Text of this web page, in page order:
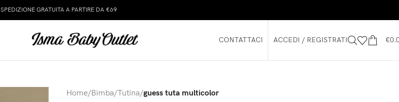
SPEDIZIONE GRATUITA A PARTIRE DA €69
CONTATTACI ACCEDI / REGISTRATI €
Home/Bimba/Tutina/guess tuta multicolor